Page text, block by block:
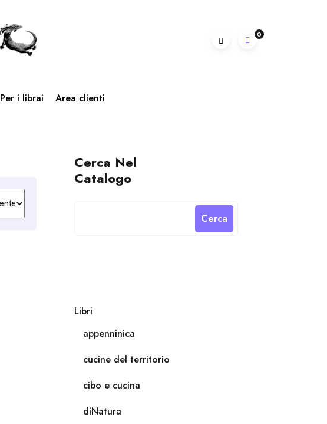
0
Per i librai Area clienti
Cerca Nel
Catalogo
Cerca
Libri
appenninica
cucine del territorio
cibo e cucina
diNatura